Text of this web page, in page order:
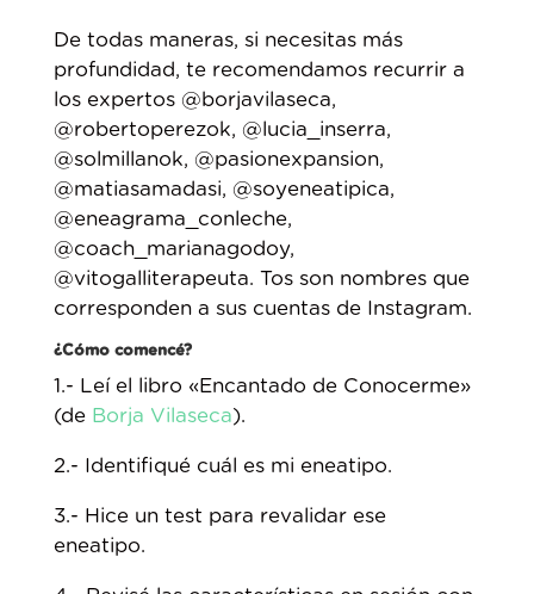
De todas maneras, si necesitas más
profundidad, te recomendamos recurrir a
los expertos @borjavilaseca,
@robertoperezok, @lucia_inserra,
@solmillanok, @pasionexpansion,
@matiasamadasi⁣, @soyeneatipica,
@eneagrama_conleche,
@coach_marianagodoy,
@vitogalliterapeuta. Tos son nombres que
corresponden a sus cuentas de Instagram.
¿Cómo comencé?⁣
1.- Leí el libro «Encantado de Conocerme»
(de Borja Vilaseca).⁣
2.- Identifiqué cuál es mi eneatipo.
3.- Hice un test para revalidar ese
eneatipo.⁣